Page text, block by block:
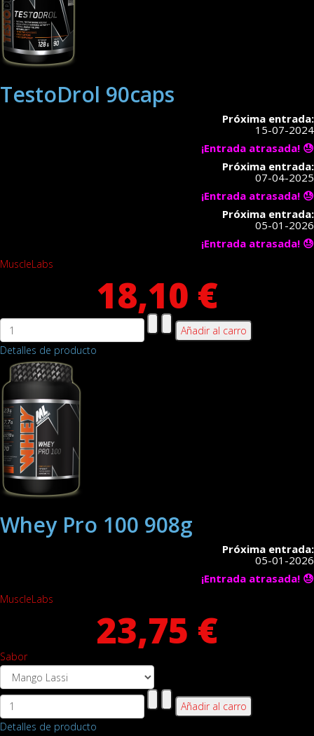
TestoDrol 90caps
Próxima entrada:
15-07-2024
¡Entrada atrasada! 😓
Próxima entrada:
07-04-2025
¡Entrada atrasada! 😓
Próxima entrada:
05-01-2026
¡Entrada atrasada! 😓
MuscleLabs
18,10 €
Detalles de producto
Whey Pro 100 908g
Próxima entrada:
05-01-2026
¡Entrada atrasada! 😓
MuscleLabs
23,75 €
Sabor
Detalles de producto